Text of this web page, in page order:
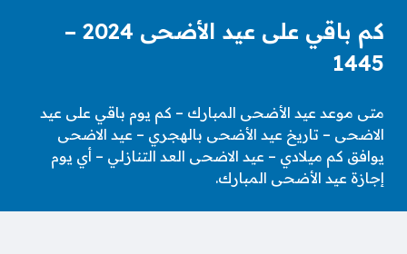
كم باقي على عيد الأضحى 2024 –
1445
متى موعد عيد الأضحى المبارك – كم يوم باقي على عيد
الاضحى – تاريخ عيد الأضحى بالهجري – عيد الاضحى
يوافق كم ميلادي – عيد الاضحى العد التنازلي – أي يوم
إجازة عيد الأضحى المبارك.